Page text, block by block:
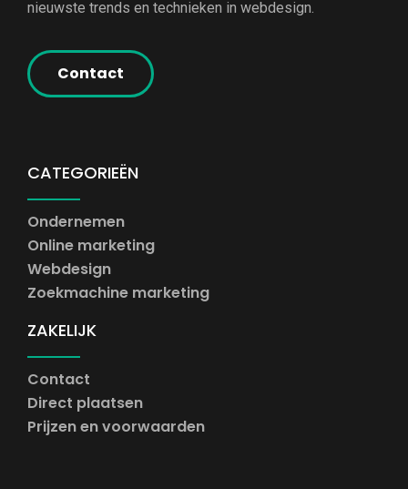
nieuwste trends en technieken in webdesign.
Contact
CATEGORIEËN
Ondernemen
Online marketing
Webdesign
Zoekmachine marketing
ZAKELIJK
Contact
Direct plaatsen
Prijzen en voorwaarden